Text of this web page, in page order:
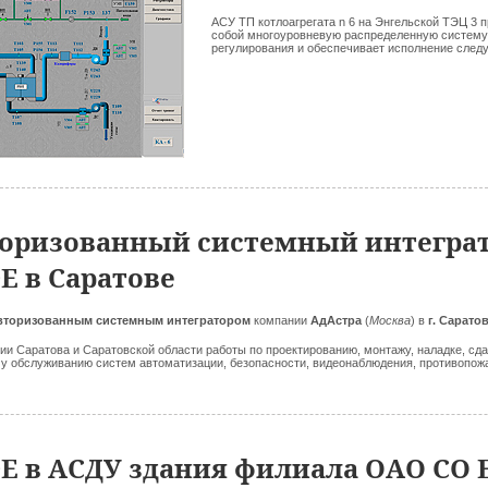
АСУ ТП котлоагрегата n 6 на Энгельской ТЭЦ 3
собой многоуровневую распределенную
регулирования и обеспечивает исполнение
системный
в Саратове
системным интегратором компании АдАстра (Москва) в г.
Саратова и Саратовской области работы по проектированию, монтажу, наладке,
систем автоматизации, безопасности, видеонаблюдения,
в АСДУ здания филиала ОАО СО